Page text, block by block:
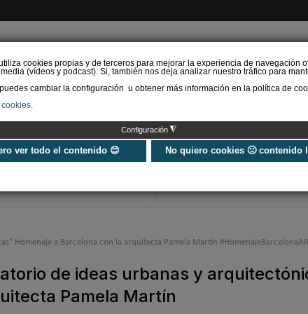
cookies propias y de terceros para mejorar la experiencia de navegación
(vídeos y podcast). Si, también nos deja analizar nuestro tráfico para
cambiar la configuración u obtener más información en la política de
Configuración ◮
ver todo el contenido 😊 No quiero cookies 🙁 contenido
RENOVABLES
Universo Aniversario - Un
año, muchos momentos
Verifactu en
climatización:
exigir la ley a
Homenaje a Barcelona con la arquitecta Pamela Martín
de ideas urbanas y
Pamela Martín